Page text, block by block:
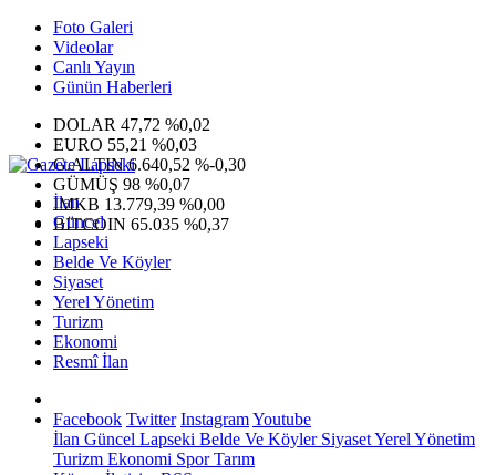
Foto Galeri
Videolar
Canlı Yayın
Günün Haberleri
DOLAR 47,72 %0,02
EURO 55,21 %0,03
G.ALTIN6.640,52 %-0,30
GÜMÜŞ 98 %0,07
IMKB 13.779,39 %0,00
BITCOIN 65.035 %0,37
İlan
Güncel
Lapseki
Belde Ve Köyler
Siyaset
Yerel Yönetim
Turizm
Ekonomi
Resmî İlan
Facebook Twitter InstagramYoutube
İlan Güncel Lapseki Belde Ve KöylerSiyasetYerel Yönetim
Turizm Ekonomi SporTarım